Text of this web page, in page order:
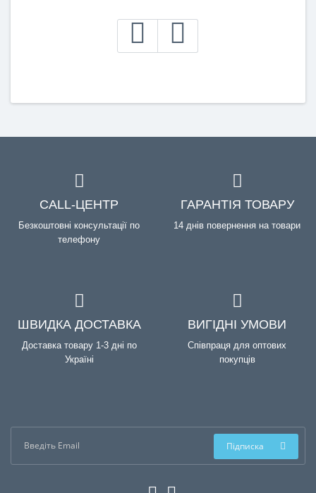
CALL-ЦЕНТР
Безкоштовні консультації по
телефону
ГАРАНТІЯ ТОВАРУ
14 днів повернення на товари
ШВИДКА ДОСТАВКА
Доставка товару 1-3 дні по
Україні
ВИГІДНІ УМОВИ
Співпраця для оптових
покупців
Підписка